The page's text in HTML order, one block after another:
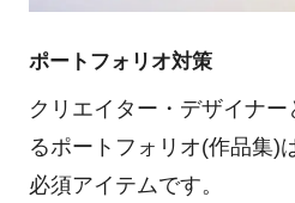
ポートフォリオ対策
クリエイター・デザイナ
るポートフォリオ(作品集)
必須アイテムです。